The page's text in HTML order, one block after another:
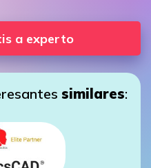
a experto
similares: